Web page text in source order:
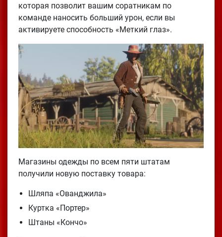
которая позволит вашим соратникам по
команде наносить больший урон, если вы
активируете способность «Меткий глаз».
Магазины одежды по всем пяти штатам
получили новую поставку товара:
Шляпа «Ованджила»
Куртка «Портер»
Штаны «Кончо»